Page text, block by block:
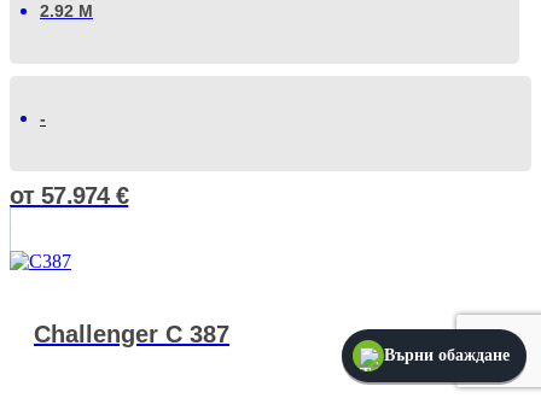
Върни обаждане
2.92 М
-
от 57.974€
Challenger C 387